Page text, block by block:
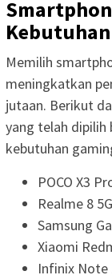
Memilih
meningkatkan
jutaan. Berikut
yang telah dipilih
kebutuhan
POCO X3
Realme 8
Samsung
Xiaomi
Infinix Note